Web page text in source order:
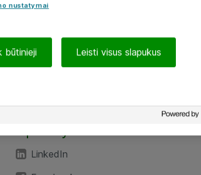
LinkedIn
nustatymai
būtinieji Leisti visus slapukus